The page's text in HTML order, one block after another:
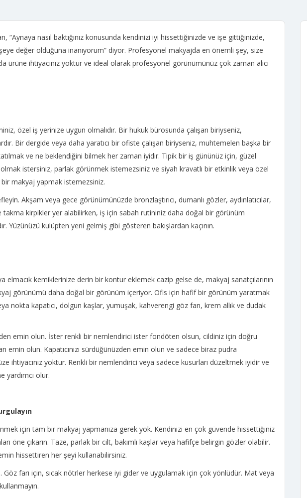
“Aynaya nasıl baktığınız konusunda kendinizi iyi hissettiğinizde ve işe gittiğinizde,
değer olduğuna inanıyorum” diyor. Profesyonel makyajda ​​en önemli şey, size
ürüne ihtiyacınız yoktur ve ideal olarak profesyonel görünümünüz çok zaman alıcı
özel iş yerinize uygun olmalıdır. Bir hukuk bürosunda çalışan biriyseniz,
Bir dergide veya daha yaratıcı bir ofiste çalışan biriyseniz, muhtemelen başka bir
ve ne beklendiğini bilmek her zaman iyidir. Tipik bir iş gününüz için, güzel
istersiniz, parlak görünmek istemezsiniz ve siyah kravatlı bir etkinlik veya özel
makyaj yapmak istemezsiniz.
Akşam veya gece görünümünüzde bronzlaştırıcı, dumanlı gözler, aydınlatıcılar,
takma kirpikler yer alabilirken, iş için sabah rutininiz daha doğal bir görünüm
Yüzünüzü kulüpten yeni gelmiş gibi gösteren bakışlardan kaçının.
elmacık kemiklerinize derin bir kontur eklemek cazip gelse de, makyaj sanatçılarının
görünümü daha doğal bir görünüm içeriyor. Ofis için hafif bir görünüm yaratmak
nokta kapatıcı, dolgun kaşlar, yumuşak, kahverengi göz farı, krem ​​allık ve dudak
emin olun. İster renkli bir nemlendirici ister fondöten olsun, cildiniz için doğru
emin olun. Kapatıcınızı sürdüğünüzden emin olun ve sadece biraz pudra
ihtiyacınız yoktur. Renkli bir nemlendirici veya sadece kusurları düzeltmek iyidir ve
yardımcı olur.
için tam bir makyaj yapmanıza gerek yok. Kendinizi en çok güvende hissettiğiniz
öne çıkarın. Taze, parlak bir cilt, bakımlı kaşlar veya hafifçe belirgin gözler olabilir.
hissettiren her şeyi kullanabilirsiniz.
Göz farı için, sıcak nötrler herkese iyi gider ve uygulamak için çok yönlüdür. Mat veya